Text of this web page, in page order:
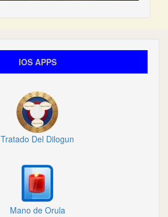
IOS APPS
Tratado Del Dilogun
Mano de Orula